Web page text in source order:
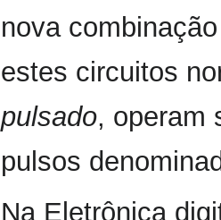
nova
estes circuitos
pulsado, operam
pulsos
Na Eletrônica